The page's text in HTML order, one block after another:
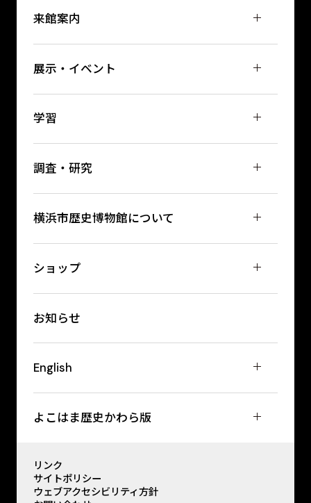
来館案内
展示・イベント
学習
調査・研究
横浜市歴史博物館について
ショップ
お知らせ
English
よこはま歴史かわら版
リンク
サイトポリシー
ウェブアクセシビリティ方針